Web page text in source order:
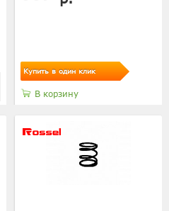
Купить в один клик
В корзину